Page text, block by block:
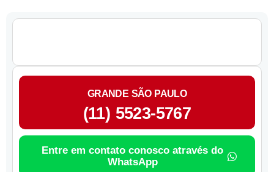
GRANDE SÃO PAULO
(11) 5523-5767
Entre em contato conosco através do
WhatsApp